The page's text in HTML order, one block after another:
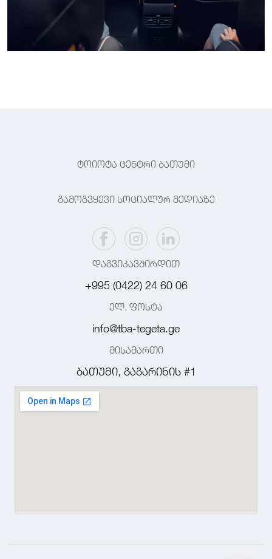
ტოიოტა ცენტრი ბათუმი
გამოგვყევი სოციალურ მედიაზე
დაგვიკავშირდით
+995 (0422) 24 60 06
ელ. ფოსტა
info@tba-tegeta.ge
მისამართი
ბათუმი, გაგარინის #1